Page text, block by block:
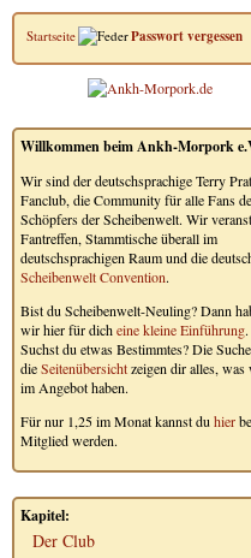
Startseite Passwort vergessen
Willkommen beim Ankh-Morpork
Wir sind der deutschsprachige Terry
Fanclub, die Community für alle Fans
Schöpfers der Scheibenwelt. Wir
Fantreffen, Stammtische überall im
deutschsprachigen Raum und die
Scheibenwelt Convention.
Bist du Scheibenwelt-Neuling? Dann
wir hier für dicheine kleine Einführung.
Suchst du etwas Bestimmtes? Die
dieSeitenübersichtzeigen dir alles, was
im Angebot haben.
Für nur 1,25 im Monat kannst du hier
Mitglied werden.
Kapitel:
Der Club